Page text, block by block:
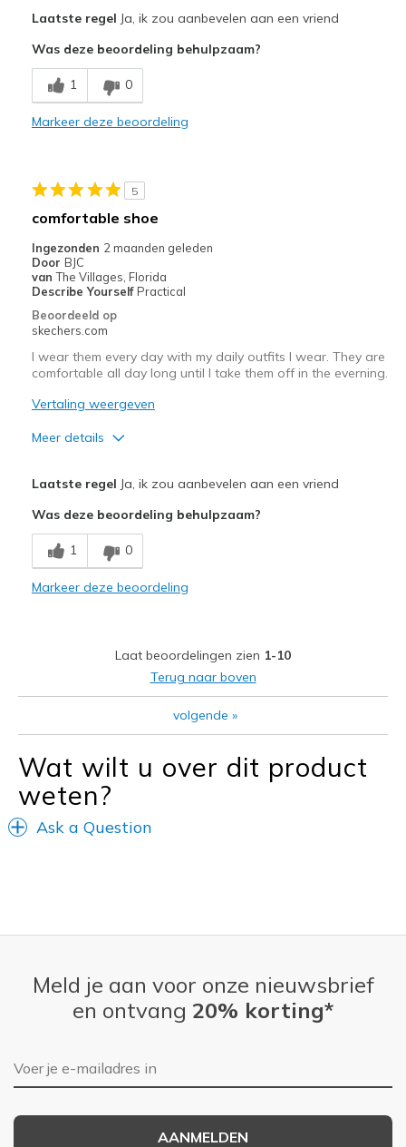
Comfortable
Beste toepassingen
Casual Wear
Sizing
View On Shoes
Shoes are for Wearing
Laatste regel Ja, ik zou aanbevelen aan een vriend
Was deze beoordeling behulpzaam?
1 0
Markeer deze beoordeling
5
comfortable shoe
Ingezonden 2 maanden geleden
Door BJC
van The Villages, Florida
Describe Yourself Practical
Beoordeeld op
skechers.com
I wear them every day with my daily outfits I wear. They are
comfortable all day long until I take them off in the everning.
Vertaling weergeven
Meer details
Breathe Well
Comfortable
Feels true to width
Sizing
Feels true to size
Shoes are for Wearing
Laatste regel Ja, ik zou aanbevelen aan een vriend
Was deze beoordeling behulpzaam?
1 0
Markeer deze beoordeling
Laat beoordelingen zien 1-10
Terug naar boven
volgende »
Wat wilt u over dit product
weten?
Ask a Question
Meld je aan voor onze nieuwsbrief
en ontvang 20% korting*
E-mailadres
AANMELDEN